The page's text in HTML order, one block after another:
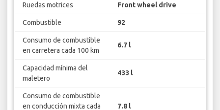
Ruedas motrices Front wheel drive
Combustible 92
Consumo de combustible
en carretera cada 100 km
6.7 l
Capacidad mínima del
maletero
433 l
Consumo de combustible
en conducción mixta cada
7.8 l